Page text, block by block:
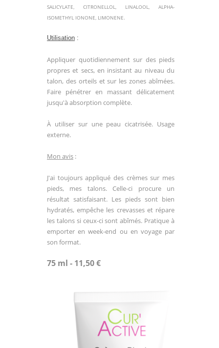
SALICYLATE, CITRONELLOL, LINALOOL, ALPHA-
ISOMETHYL IONONE, LIMONENE.
Utilisation :
Appliquer quotidiennement sur des pieds
propres et secs, en insistant au niveau du
talon, des orteils et sur les zones abîmées.
Faire pénétrer en massant délicatement
jusqu'à absorption complète.
À utiliser sur une peau cicatrisée. Usage
externe.
Mon avis :
J'ai toujours appliqué des crèmes sur mes
pieds, mes talons. Celle-ci procure un
résultat satisfaisant. Les pieds sont bien
hydratés, empêche les crevasses et répare
les talons si ceux-ci sont abîmés. Pratique à
emporter en week-end ou en voyage par
son format.
75 ml - 11,50 €